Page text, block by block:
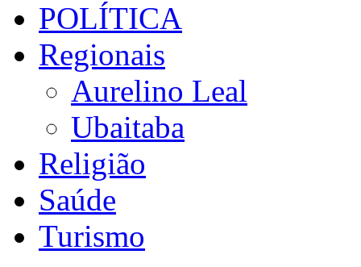
POLÍTICA
Regionais
Aurelino Leal
Ubaitaba
Religião
Saúde
Turismo